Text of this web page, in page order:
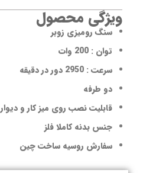
ویژگی محصول
سنگ رومیزی زوبر
توان : 200 وات
سرعت : 2950 دور در دقیقه
دو طرفه
قابلیت نصب روی میز کار و دیوار
جنس بدنه کاملا فلز
سفارش روسیه ساخت چین